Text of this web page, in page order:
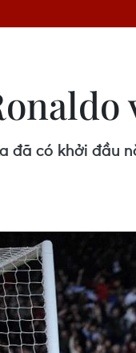
đã có khởi đầu